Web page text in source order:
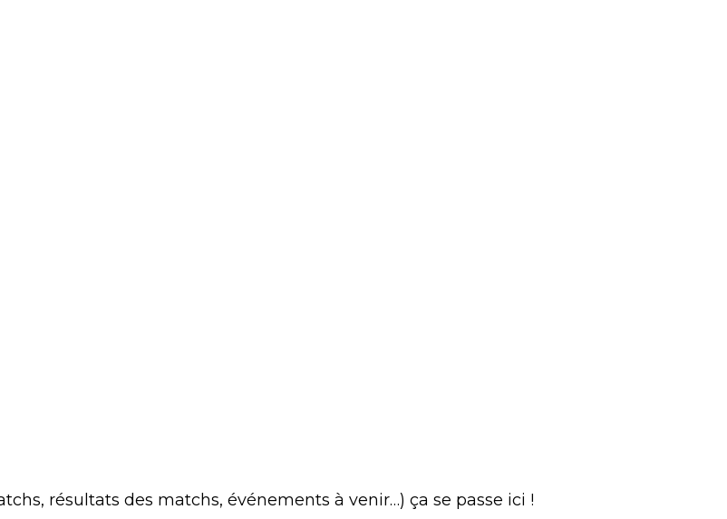
résultats des matchs, événements à venir…) ça se passe ici !